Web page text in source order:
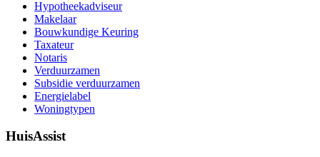
Hypotheekadviseur
Makelaar
Bouwkundige Keuring
Taxateur
Notaris
Verduurzamen
Subsidie verduurzamen
Energielabel
Woningtypen
HuisAssist